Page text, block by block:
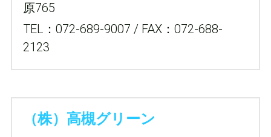
原765
TEL：072-689-9007 / FAX：072-688-
2123
（株）高槻グリーン